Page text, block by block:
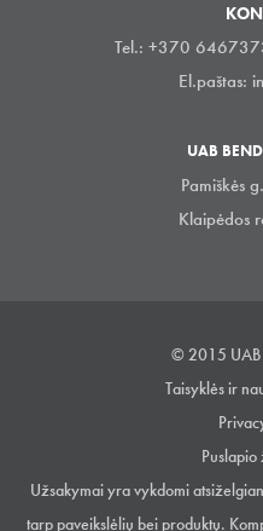
Tel.: +370
El.paštas:
UAB
Pamiškės
Klaipėdos
© 2015 UAB
Taisyklės ir
Puslapio
Užsakymai yra vykdomi
tarp paveikslėlių bei produktų.